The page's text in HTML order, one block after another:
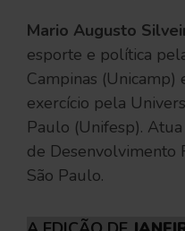
Mario Augusto
esporte e política
Campinas
exercício pela
Paulo (Unifesp).
de Desenvolvimento
São Paulo.